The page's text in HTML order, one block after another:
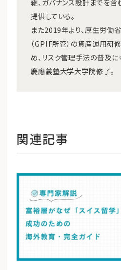
継、ガバナンス設計までを含
提供している。
また2019年より、厚生労働
（GPIF所管）の資産運用研
め、リスク管理手法の普及に
慶應義塾大学大学院修了。
関連記事